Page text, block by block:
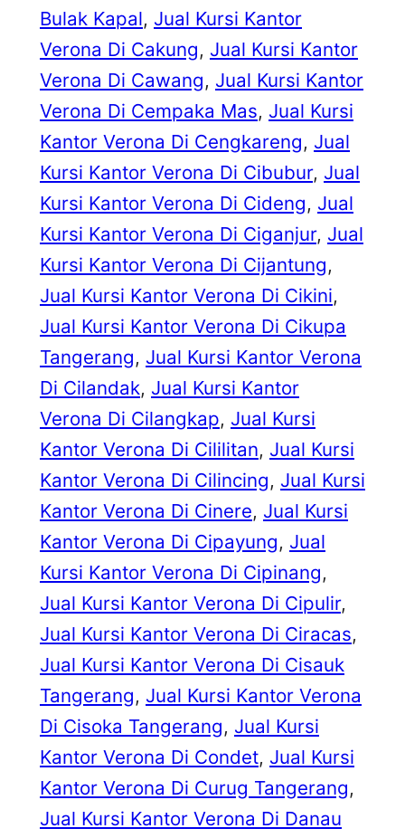
Bulak Kapal, Jual Kursi Kantor
Verona Di Cakung, Jual Kursi Kantor
Verona Di Cawang, Jual Kursi Kantor
Verona Di Cempaka Mas, Jual Kursi
Kantor Verona Di Cengkareng, Jual
Kursi Kantor Verona Di Cibubur, Jual
Kursi Kantor Verona Di Cideng, Jual
Kursi Kantor Verona Di Ciganjur, Jual
Kursi Kantor Verona Di Cijantung
Jual Kursi Kantor Verona Di Cikini
Jual Kursi Kantor Verona Di Cikupa
Tangerang, Jual Kursi Kantor Verona
Di Cilandak, Jual Kursi Kantor
Verona Di Cilangkap, Jual Kursi
Kantor Verona Di Cililitan, Jual Kursi
Kantor Verona Di Cilincing, Jual Kursi
Kantor Verona Di Cinere, Jual Kursi
Kantor Verona Di Cipayung, Jual
Kursi Kantor Verona Di Cipinang
Jual Kursi Kantor Verona Di Cipulir
Jual Kursi Kantor Verona Di Ciracas
Jual Kursi Kantor Verona Di Cisauk
Tangerang, Jual Kursi Kantor Verona
Di Cisoka Tangerang, Jual Kursi
Kantor Verona Di Condet, Jual Kursi
Kantor Verona Di Curug Tangerang
Jual Kursi Kantor Verona Di Danau